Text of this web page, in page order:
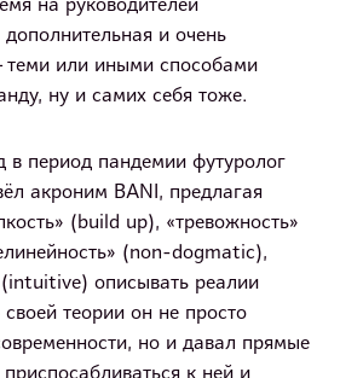
на руководителей
и очень
теми или иными способами
ну и самих себя тоже.
в период пандемии футуролог
акроним BANI, предлагая
(build up), «тревожность»
(non-dogmatiс),
описывать реалии
теории он не просто
но и давал прямые